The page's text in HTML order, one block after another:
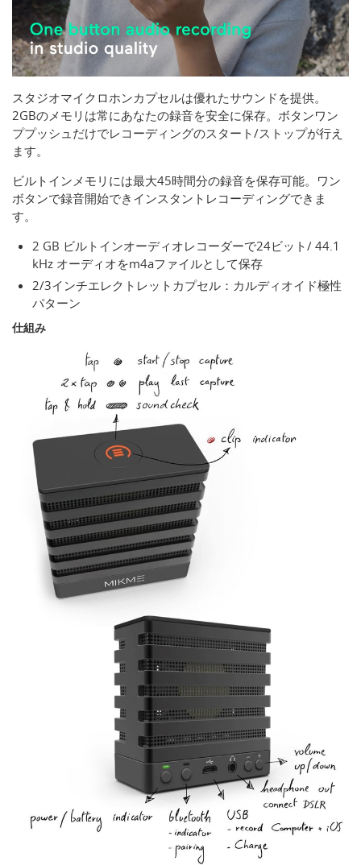
スタジオマイクロホンカプセルは優れたサウンドを提供。
2GBのメモリは常にあなたの録音を安全に保存。ボタンワン
ププッシュだけでレコーディングのスタート/ストップが行え
ます。
ビルトインメモリには最大45時間分の録音を保存可能。ワン
ボタンで録音開始できインスタントレコーディングできま
す。
2 GB ビルトインオーディオレコーダーで24ビット/ 44.1
kHz オーディオをm4aファイルとして保存
2/3インチエレクトレットカプセル：カルディオイド極性
パターン
仕組み